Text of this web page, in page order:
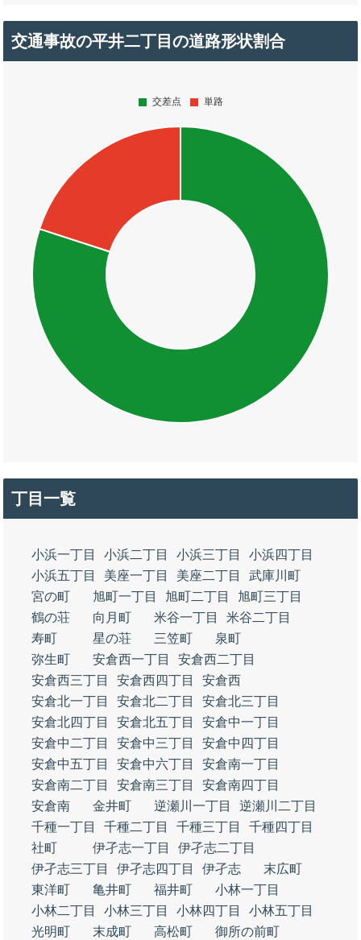
交通事故の平井二丁目の道路形状割合
丁目一覧
小浜一丁目 小浜二丁目 小浜三丁目
小浜四丁目
小浜五丁目
美座一丁目 美座二丁目
武庫川町
宮の町
旭町一丁目 旭町二丁目
旭町三丁目
鶴の荘
向月町 米谷一丁目
米谷二丁目
寿町
星の荘 三笠町
泉町
弥生町
安倉西一丁目
安倉西二丁目
安倉西三丁目
安倉西四丁目
安倉西
安倉北一丁目
安倉北二丁目
安倉北三丁目
安倉北四丁目
安倉北五丁目
安倉中一丁目
安倉中二丁目
安倉中三丁目
安倉中四丁目
安倉中五丁目
安倉中六丁目
安倉南一丁目
安倉南二丁目
安倉南三丁目
安倉南四丁目
安倉南
金井町 逆瀬川一丁目
逆瀬川二丁目
千種一丁目
千種二丁目 千種三丁目
千種四丁目
社町
伊孑志一丁目
伊孑志二丁目
伊孑志三丁目
伊孑志四丁目 伊孑志
末広町
東洋町
亀井町 福井町
小林一丁目
小林二丁目
小林三丁目 小林四丁目
小林五丁目
光明町
末成町 高松町
御所の前町